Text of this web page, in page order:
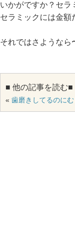
いかがですか？セラ
セラミックには金額
それではさようなら
■ 他の記事を読む■
« 歯磨きしてるのに